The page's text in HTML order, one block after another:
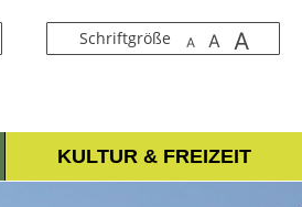
Schriftgröße A A A
KULTUR & FREIZEIT